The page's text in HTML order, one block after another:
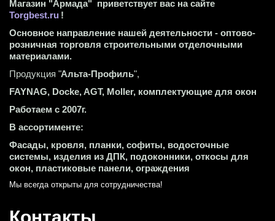
Магазин "Армада"  приветствует вас на сайте
Torgbest.ru !
Основное направление нашей деятельности - оптово-
розничная торговля строительными отделочными
материалами.
Продукция "Альта-Профиль",
FAYNAG, Docke, AGT, Moller, комплектующие для окон
Работаем с 2007г.
В ассортименте:
Фасады, кровля, планки, софиты, водосточные
системы, изделия из ДПК, подоконники, откосы для
окон, пластиковые панели, ограждения
Мы всегда открыты для сотрудничества!